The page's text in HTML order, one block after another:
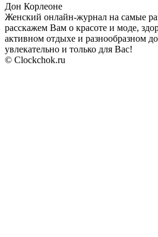
Дон Корлеоне
Женский онлайн-журнал на самые
расскажем Вам о красоте и моде,
активном отдыхе и разнообразном
увлекательно и только для Вас!
© Clockchok.ru